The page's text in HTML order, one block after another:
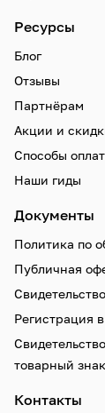
Ресурсы
Блог
Отзывы
Партнёрам
Акции и
Способы
Наши гиды
Документы
Политика по
Публичная
Регистрация
товарный
Контакты